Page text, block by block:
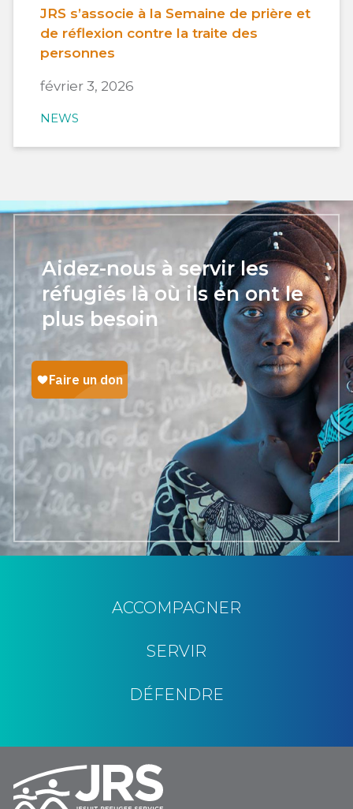
JRS s’associe à la Semaine de prière et
de réflexion contre la traite des
personnes
février 3, 2026
NEWS
Aidez-nous à servir les
réfugiés là où ils en ont le
plus besoin
ACCOMPAGNER
SERVIR
DÉFENDRE